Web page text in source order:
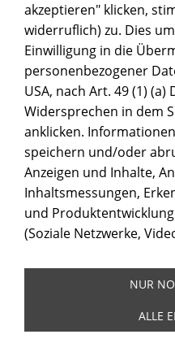
akzeptieren" klicken,
widerruflich) zu. Dies
Einwilligung in die
personenbezogener
USA, nach Art. 49 (1) (a)
Widersprechen in dem
anklicken.
speichern und/oder
Anzeigen und Inhalte,
Inhaltsmessungen,
und
(Soziale Netzwerke,
NUR
ALLE